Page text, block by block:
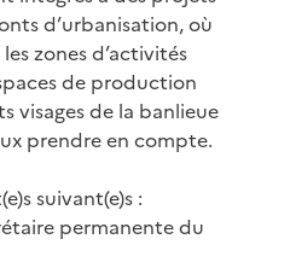
d’urbanisation, où
zones d’activités
de production
visages de la banlieue
prendre en compte.
suivant(e)s :
permanente du